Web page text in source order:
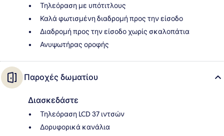
Τηλεόραση με υπότιτλους
Καλά φωτισμένη διαδρομή προς την είσοδο
Διαδρομή προς την είσοδο χωρίς σκαλοπάτια
Ανυψωτήρας οροφής
Παροχές δωματίου
Διασκεδάστε
Τηλεόραση LCD 37 ιντσών
Δορυφορικά κανάλια